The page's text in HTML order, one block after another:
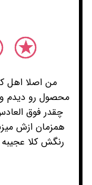
من اصلا اهل
محصول رو دیدم
چقدر فوق
همزمان ازش
رنگش کلا